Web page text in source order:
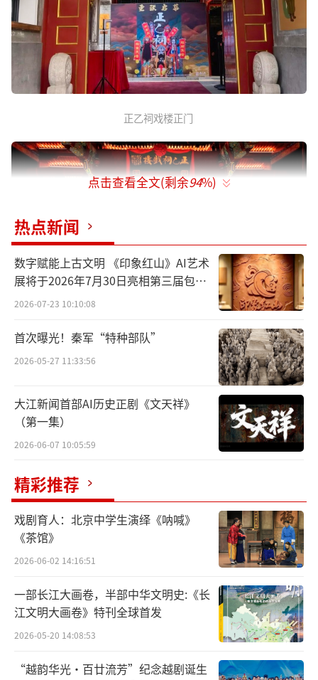
正乙祠戏楼正门
“五路君尊朝天阙唱念文武还笛鼓，天官
正乙落坛祠会馆有戏恰开锣”，三面环绕的双
层戏台上，诸神献礼，天女散花，一片喜气。4
月19日晚，一出《天官赐福》穿越300年历史烟
云，低吟婉转的昆曲唱腔萦绕于古朴幽雅的雕
梁画栋间，为修缮一新的正乙祠戏楼启幕。
“会馆有戏”之正乙祠演出由市委宣传部
主办，市文化和旅游局和西城区指导，北方昆
曲剧院承办。正乙祠戏楼不仅为京城打开了一
处演艺新空间，更以美好寓意创新文物保护与
活化利用。
点击查看全文(剩余94%)
热点新闻
数字赋能上古文明 《印象红山》AI艺术
展将于2026年7月30日亮相第三届包头
艺博会
2026-07-23 10:10:08
首次曝光！秦军“特种部队”
2026-05-27 11:33:56
大江新闻首部AI历史正剧《文天祥》
（第一集）
2026-06-07 10:05:59
精彩推荐
戏剧育人：北京中学生演绎《呐喊》
《茶馆》
2026-06-02 14:16:51
一部长江大画卷，半部中华文明史:《长
江文明大画卷》特刊全球首发
2026-05-20 14:08:53
“越韵华光·百廿流芳”纪念越剧诞生